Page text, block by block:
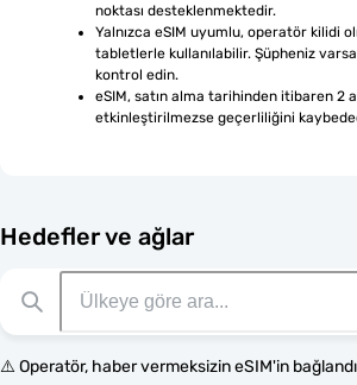
noktası desteklenmektedir.
Yalnızca eSIM uyumlu, operatör kilidi
tabletlerle kullanılabilir. Şüpheniz
kontrol edin.
eSIM, satın alma tarihinden itibaren 2
etkinleştirilmezse geçerliliğini
Hedefler ve ağlar
⚠️ Operatör, haber vermeksizin eSIM'in